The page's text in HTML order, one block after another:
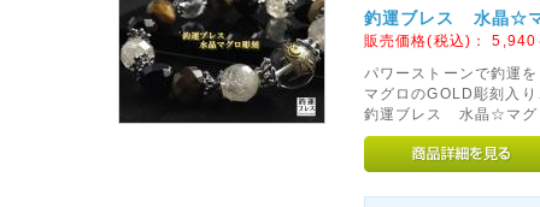
釣運ブレス 水晶☆
販売価格(税込)：5,940
パワーストーンで釣運
マグロのGOLD彫刻入
釣運ブレス 水晶☆マグ